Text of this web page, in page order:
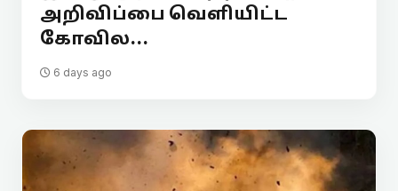
அறிவிப்பை வெளியிட்ட
கோவில...
6 days ago